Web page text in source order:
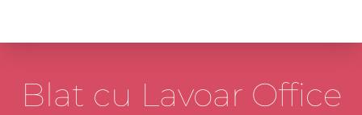
Blat cu Lavoar Office